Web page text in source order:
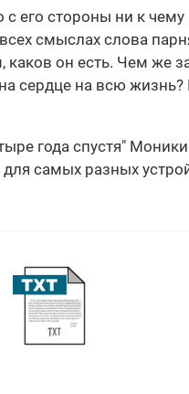
с его стороны ни к
смыслах слова
он есть. Чем же
сердце на всю жизнь?
года спустя"
самых разных